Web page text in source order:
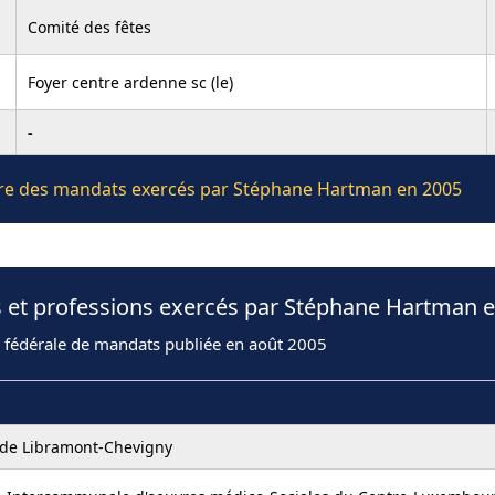
Comité des fêtes
Foyer centre ardenne sc (le)
-
des mandats exercés par Stéphane Hartman en 2005
professions exercés par Stéphane Hartman
de mandats publiée en août 2005
Libramont-Chevigny